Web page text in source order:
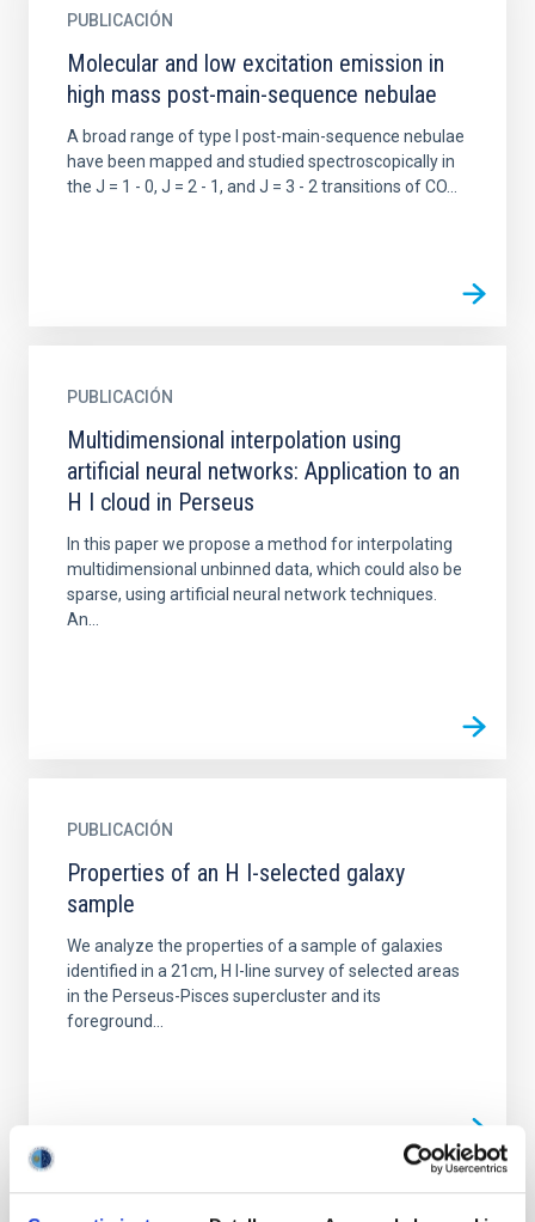
PUBLICACIÓN
Molecular and low excitation emission in
high mass post-main-sequence nebulae
A broad range of type I post-main-sequence nebulae
have been mapped and studied spectroscopically in
the J = 1 - 0, J = 2 - 1, and J = 3 - 2 transitions of CO...
PUBLICACIÓN
Multidimensional interpolation using
artificial neural networks: Application to an
H I cloud in Perseus
In this paper we propose a method for interpolating
multidimensional unbinned data, which could also be
sparse, using artificial neural network techniques.
An...
PUBLICACIÓN
Properties of an H I-selected galaxy
sample
We analyze the properties of a sample of galaxies
identified in a 21cm, H I-line survey of selected areas
in the Perseus-Pisces supercluster and its
foreground...